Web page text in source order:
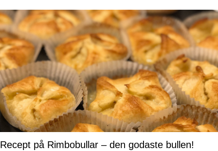
Recept på Rimbobullar – den godaste bullen!